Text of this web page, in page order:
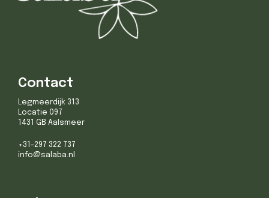
Contact
Legmeerdijk 313
Locatie 097
1431 GB Aalsmeer
+31-297 322 737
info@salaba.nl